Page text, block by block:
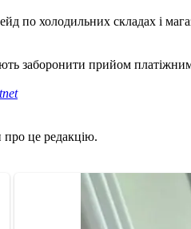
по холодильних складах і
заборонити прийом
про це редакцію.